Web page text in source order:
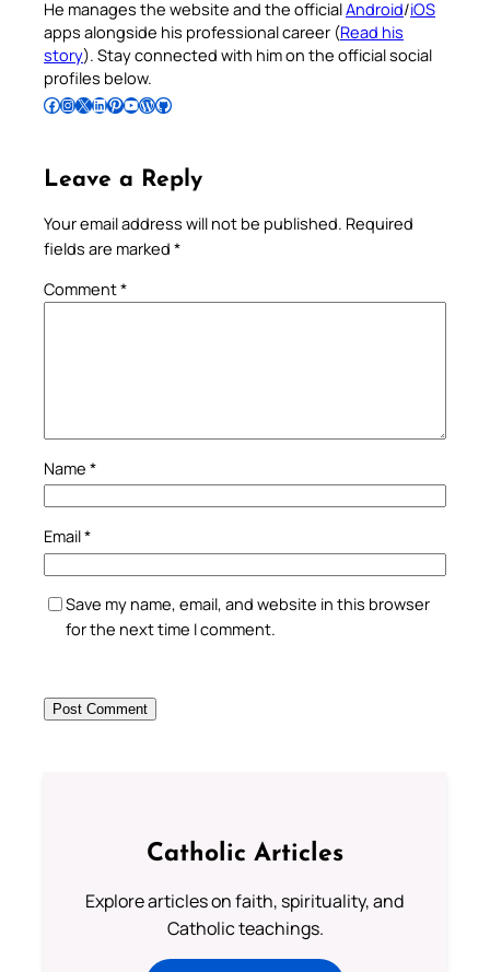
He manages the website and the officialAndroid/iOS
apps alongside his professional career (Read his
story). Stay connected with him on the official social
profiles below.
Follow Pradeep on Facebook Follow Pradeep on InstagramFollow Pradeep on X Follow Pradeep on LinkedIn Follow Pradeep on Pinterest Subscribe to Pradeep’s Youtube Channel Follow Pradeep on WordPress Follow Pradeep on GitHub
Leave a Reply
Your email address will not be published. Required
fields are marked *
Comment*
Name *
Email*
Save my name, email, and website in this browser
for the next time I comment.
Catholic Articles
Explore articles on faith, spirituality, and
Catholic teachings.